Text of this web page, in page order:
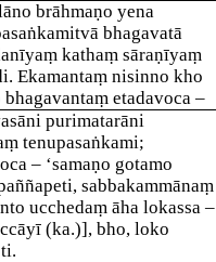
brāhmaṇo yena
bhagavatā
kathaṃ sāraṇīyaṃ
Ekamantaṃ nisinno kho
etadavoca –
purimatarāni
tenupasaṅkami;
– ‘samaṇo gotamo
sabbakammānaṃ
ucchedaṃ āha lokassa –
(ka.)], bho, loko